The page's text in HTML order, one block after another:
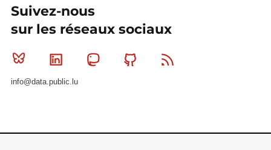
Suivez-nous
sur les réseaux sociaux
Bluesky Linkedin MastodonGithub
info@data.public.lu